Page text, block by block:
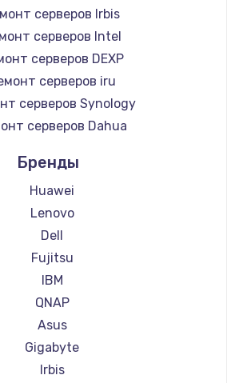
серверов Irbis
серверов Intel
серверов DEXP
серверов iru
серверов Synology
серверов Dahua
Бренды
Huawei
Lenovo
Dell
Fujitsu
IBM
QNAP
Asus
Gigabyte
Irbis